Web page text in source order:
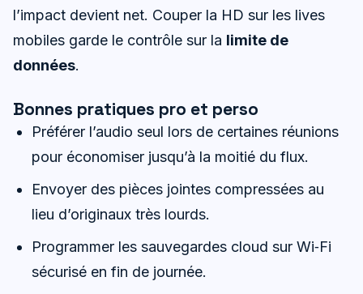
l’impact devient net. Couper la HD sur les lives
mobiles garde le contrôle sur la limite de
données.
Bonnes pratiques pro et perso
Préférer l’audio seul lors de certaines réunions
pour économiser jusqu’à la moitié du flux.
Envoyer des pièces jointes compressées au
lieu d’originaux très lourds.
Programmer les sauvegardes cloud sur Wi‑Fi
sécurisé en fin de journée.